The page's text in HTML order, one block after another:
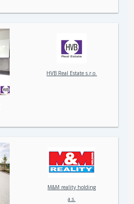
HVB Real Estate s.r.o.
M&M reality holding
a.s.